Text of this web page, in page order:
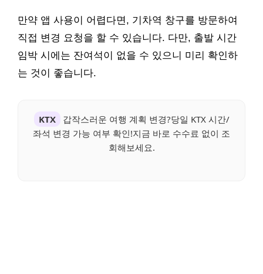
만약 앱 사용이 어렵다면, 기차역 창구를 방문하여
직접 변경 요청을 할 수 있습니다. 다만, 출발 시간
임박 시에는 잔여석이 없을 수 있으니 미리 확인하
는 것이 좋습니다.
KTX
갑작스러운 여행 계획 변경?당일 KTX 시간/
좌석 변경 가능 여부 확인!지금 바로 수수료 없이 조
회해보세요.